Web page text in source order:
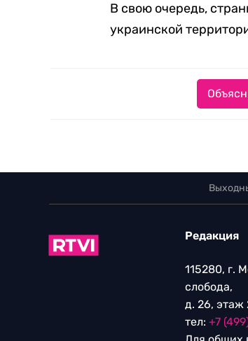
В свою очередь,
украинской
Редакция
115280, г.
слобода,
д. 26, этаж
тел: +7